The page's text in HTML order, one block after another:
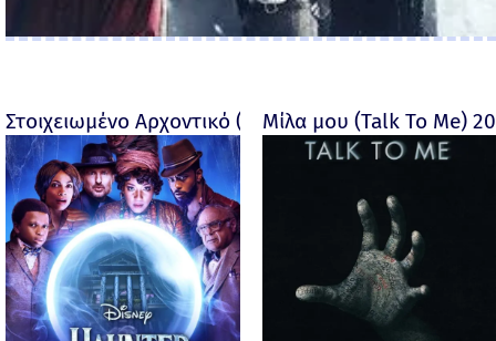
Στοιχειωμένο Αρχοντικό (Haunted Mansion) - 2023
Μίλα μου (Talk To Me)